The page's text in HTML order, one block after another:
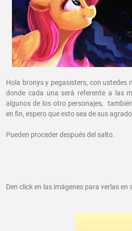
Hola bronys y pegasisters, con ustedes
donde cada una será referente a las
algunos de los otro personajes,
en fin, espero que esto sea de sus
Pueden proceder después del salto.
Den click en las imágenes para verlas